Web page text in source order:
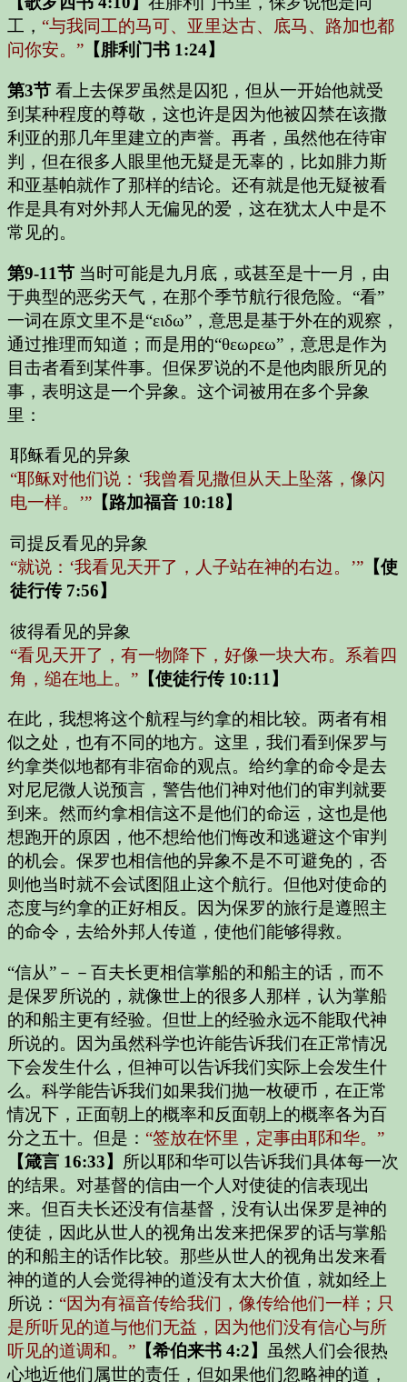
工， “与我同工的马可、亚里达古、底马、路加也都
问你安。” 【腓利门书 1:24】
第3节 看上去保罗虽然是囚犯，但从一开始他就受
到某种程度的尊敬，这也许是因为他被囚禁在该撒
利亚的那几年里建立的声誉。再者，虽然他在待审
判，但在很多人眼里他无疑是无辜的，比如腓力斯
和亚基帕就作了那样的结论。还有就是他无疑被看
作是具有对外邦人无偏见的爱，这在犹太人中是不
常见的。
第9-11节 当时可能是九月底，或甚至是十一月，由
于典型的恶劣天气，在那个季节航行很危险。“看”
一词在原文里不是“ειδω”，意思是基于外在的观察，
通过推理而知道；而是用的“θεωρεω”，意思是作为
目击者看到某件事。但保罗说的不是他肉眼所见的
事，表明这是一个异象。这个词被用在多个异象
里：
耶稣看见的异象
“耶稣对他们说：‘我曾看见撒但从天上坠落，像闪
电一样。’” 【路加福音 10:18】
司提反看见的异象
“就说：‘我看见天开了，人子站在神的右边。’” 【使
徒行传 7:56】
彼得看见的异象
“看见天开了，有一物降下，好像一块大布。系着四
角，缒在地上。” 【使徒行传 10:11】
在此，我想将这个航程与约拿的相比较。两者有相
似之处，也有不同的地方。这里，我们看到保罗与
约拿类似地都有非宿命的观点。给约拿的命令是去
对尼尼微人说预言，警告他们神对他们的审判就要
到来。然而约拿相信这不是他们的命运，这也是他
想跑开的原因，他不想给他们悔改和逃避这个审判
的机会。保罗也相信他的异象不是不可避免的，否
则他当时就不会试图阻止这个航行。但他对使命的
态度与约拿的正好相反。因为保罗的旅行是遵照主
的命令，去给外邦人传道，使他们能够得救。
“信从”－－百夫长更相信掌船的和船主的话，而不
是保罗所说的，就像世上的很多人那样，认为掌船
的和船主更有经验。但世上的经验永远不能取代神
所说的。因为虽然科学也许能告诉我们在正常情况
下会发生什么，但神可以告诉我们实际上会发生什
么。科学能告诉我们如果我们抛一枚硬币，在正常
情况下，正面朝上的概率和反面朝上的概率各为百
分之五十。但是： “签放在怀里，定事由耶和华。”
【箴言 16:33】 所以耶和华可以告诉我们具体每一次
的结果。对基督的信由一个人对使徒的信表现出
来。但百夫长还没有信基督，没有认出保罗是神的
使徒，因此从世人的视角出发来把保罗的话与掌船
的和船主的话作比较。那些从世人的视角出发来看
神的道的人会觉得神的道没有太大价值，就如经上
所说： “因为有福音传给我们，像传给他们一样；只
是所听见的道与他们无益，因为他们没有信心与所
听见的道调和。” 【希伯来书 4:2】 虽然人们会很热
心地近他们属世的责任，但如果他们忽略神的道，